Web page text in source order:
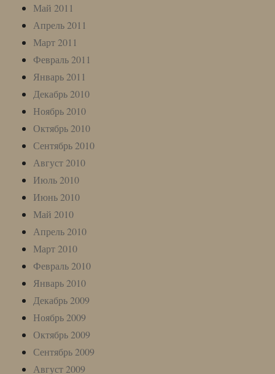
Май 2011
Апрель 2011
Март 2011
Февраль 2011
Январь 2011
Декабрь 2010
Ноябрь 2010
Октябрь 2010
Сентябрь 2010
Август 2010
Июль 2010
Июнь 2010
Май 2010
Апрель 2010
Март 2010
Февраль 2010
Январь 2010
Декабрь 2009
Ноябрь 2009
Октябрь 2009
Сентябрь 2009
Август 2009